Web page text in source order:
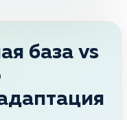
база vs